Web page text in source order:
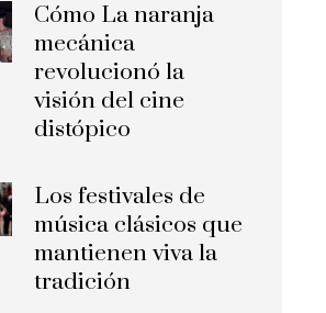
Cómo La naranja
mecánica
revolucionó la
visión del cine
distópico
Los festivales de
música clásicos que
mantienen viva la
tradición